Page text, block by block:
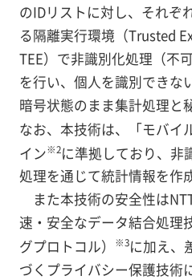
のIDリストに対し、それぞ
る隔離実行環境（Trusted
TEE）で非識別化処理（不
を行い、個人を識別できな
暗号状態のまま集計処理と
なお、本技術は、「モバイ
イン※2に準拠しており、非
処理を通じて統計情報を作
また本技術の安全性は
速・安全なデータ結合処理
グプロトコル）
※3に加え、
づくプライバシー保護技術